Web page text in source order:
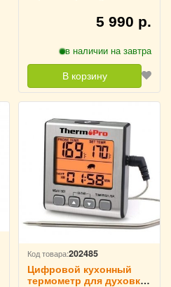
5 990 р.
в наличии на завтра
В корзину
Код товара:202485
Цифровой кухонный
термометр для духовки